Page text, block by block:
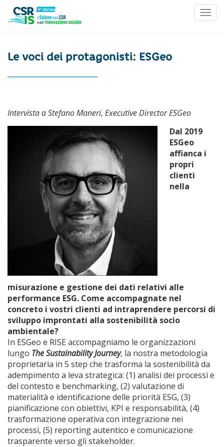
Le voci dei protagonisti: ESGeo
Intervista a StefanoManeri, Executive Director ESGeo
Dal 2019
ESGeo
affianca i
propri
clienti
nella
misurazione e gestione dei dati relativi alle
performance ESG. Come accompagnate nel
concreto i vostri clienti ad intraprendere percorsi di
sviluppo improntati alla sostenibilità socio
ambientale?
In ESGeo e RISE accompagniamo le organizzazioni
lungo The Sustainability Journey, la nostra metodologia
proprietaria in 5 step che trasforma la sostenibilità da
adempimento a leva strategica: (1) analisi dei processi e
del contesto e benchmarking, (2) valutazione di
materialità e identificazione delle priorità ESG, (3)
pianificazione con obiettivi, KPI e responsabilità, (4)
trasformazione operativa con integrazione nei
processi, (5) reporting autentico e comunicazione
trasparente verso gli stakeholder.